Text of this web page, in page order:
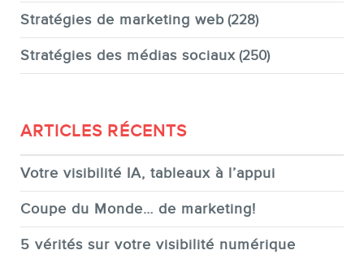
Stratégies de marketing web (228)
Stratégies des médias sociaux (250)
ARTICLES RÉCENTS
Votre visibilité IA, tableaux à l’appui
Coupe du Monde… de marketing!
5 vérités sur votre visibilité numérique